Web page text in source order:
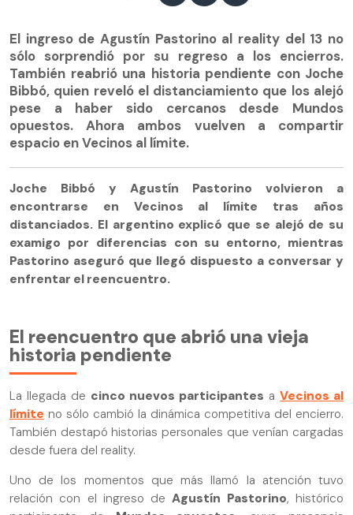
El ingreso de Agustín Pastorino al reality del 13 no
sólo sorprendió por su regreso a los encierros.
También reabrió una historia pendiente con Joche
Bibbó, quien reveló el distanciamiento que los alejó
pese a haber sido cercanos desde Mundos
opuestos. Ahora ambos vuelven a compartir
espacio en Vecinos al límite.
Joche Bibbó y Agustín Pastorino volvieron a
encontrarse en Vecinos al límite tras años
distanciados. El argentino explicó que se alejó de su
examigo por diferencias con su entorno, mientras
Pastorino aseguró que llegó dispuesto a conversar y
enfrentar el reencuentro.
El reencuentro que abrió una vieja
historia pendiente
La llegada de cinco nuevos participantes a Vecinos al
límite no sólo cambió la dinámica competitiva del encierro.
También destapó historias personales que venían cargadas
desde fuera del reality.
Uno de los momentos que más llamó la atención tuvo
relación con el ingreso deAgustín Pastorino, histórico